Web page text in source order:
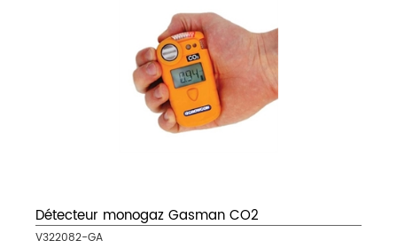
Détecteur monogaz Gasman CO2
V322082-GA